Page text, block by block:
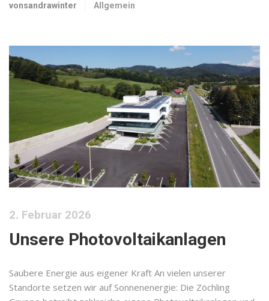
vonsandrawinter Allgemein
2. Februar 2026
Unsere Photovoltaikanlagen
Saubere Energie aus eigener Kraft An vielen unserer
Standorte setzen wir auf Sonnenenergie: Die Zöchling